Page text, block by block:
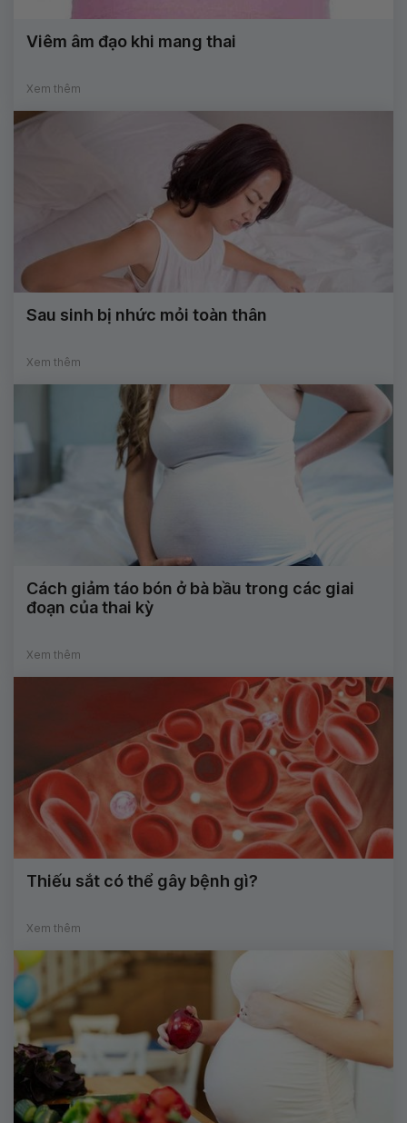
Viêm âm đạo khi mang thai
Xem thêm
Sau sinh bị nhức mỏi toàn thân
Xem thêm
Cách giảm táo bón ở bà bầu trong các giai
đoạn của thai kỳ
Xem thêm
Thiếu sắt có thể gây bệnh gì?
Xem thêm